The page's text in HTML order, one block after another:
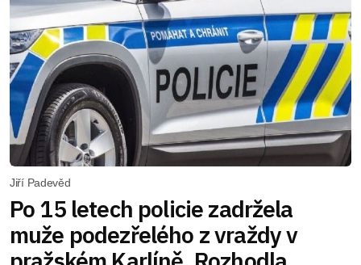
Jiří Padevěd
Po 15 letech policie zadržela
muže podezřelého z vraždy v